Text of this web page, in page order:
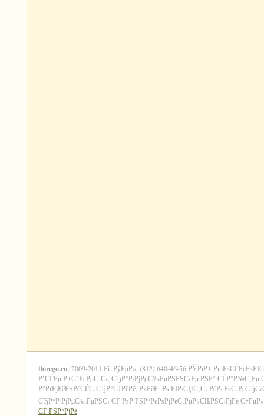
florego.ru , 2009-2011 Рі. РўРµР». (812) 640-46-56 РЎРїР±
Р’СЃРµ Р±СѓРєРµС‚С‹, СЂР°Р·РјРµС‰РµРЅРЅС‹Рµ РЅР°
Р°РґРјРёРЅРёСЃС‚СЂР°С†РёРё, Р»РёР±Рѕ РІР·СЏС‚С‹ РёР·
СЂР°Р·РјРµС‰РµРЅС‹ СЃ РѕР·РЅР°РєРѕРјРёС‚РµР»СЊРЅС‹РјРё
СЃ РЅР°РјРё